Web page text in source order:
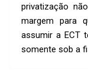
privatização
margem para
assumir a ECT
somente sob a